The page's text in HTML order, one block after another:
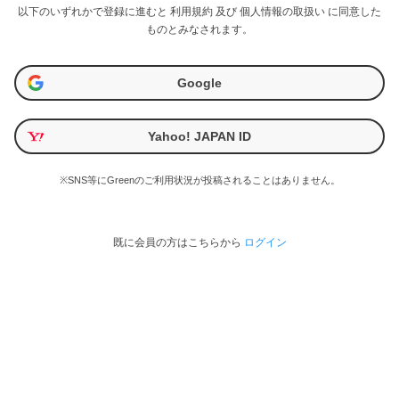
以下のいずれかで登録に進むと 利用規約 及び 個人情報の取扱い に同意した
ものとみなされます。
Google
Yahoo! JAPAN ID
※SNS等にGreenのご利用状況が投稿されることはありません。
既に会員の方はこちらから ログイン